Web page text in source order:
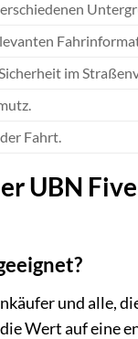
im
Fahrt.
UBN
und alle,
Wert auf eine